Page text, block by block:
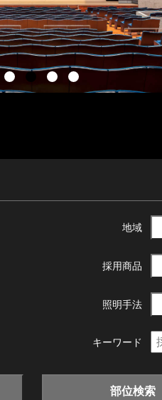
地域
採用商品
照明手法
キーワード
部位検索